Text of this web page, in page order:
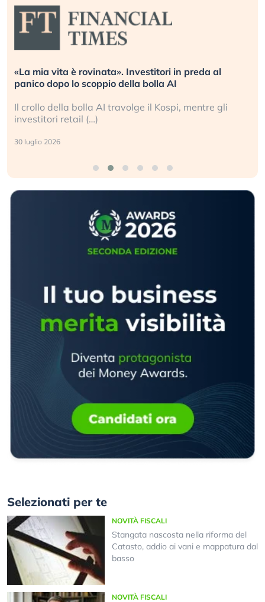
«La mia vita è rovinata». Investitori in preda al
panico dopo lo scoppio della bolla AI
Il crollo della bolla AI travolge il Kospi, mentre gli
investitori retail (…)
30 luglio 2026
Selezionati per te
NOVITÀ FISCALI
Stangata nascosta nella riforma del
Catasto, addio ai vani e mappatura dal
basso
NOVITÀ FISCALI